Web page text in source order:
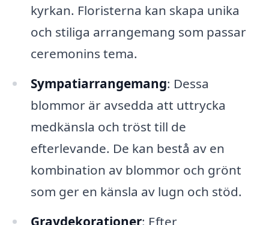
kyrkan. Floristerna kan skapa unika
och stiliga arrangemang som passar
ceremonins tema.
Sympatiarrangemang: Dessa
blommor är avsedda att uttrycka
medkänsla och tröst till de
efterlevande. De kan bestå av en
kombination av blommor och grönt
som ger en känsla av lugn och stöd.
Gravdekorationer: Efter